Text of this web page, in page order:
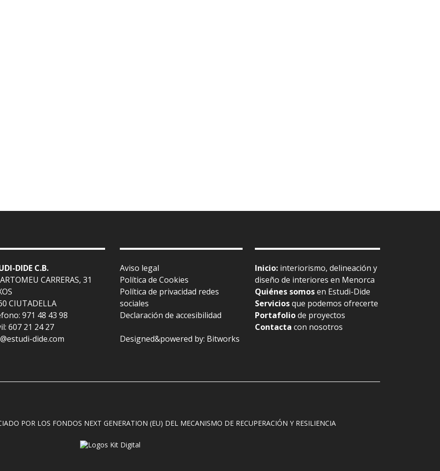
DIDE C.B.
CARRERAS, 31
CIUTADELLA
971 48 43 98
607 21 24 27
dide.com
Aviso legal
Política de Cookies
Política de privacidad redes
sociales
Declaración de accesibilidad
Designed&powered by: Bitworks
Inicio: interiorismo, delineación y
diseño de interiores en Menorca
Quiénes somosen Estudi-Dide
Serviciosque podemos ofrecerte
Portafoliode proyectos
Contacta con nosotros
POR LOS FONDOS NEXT GENERATION (EU) DEL MECANISMO DE RECUPERACIÓN Y RESILIENCIA